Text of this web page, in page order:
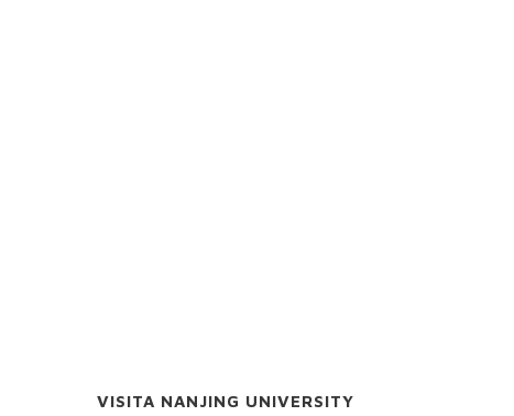
VISITA NANJING UNIVERSITY